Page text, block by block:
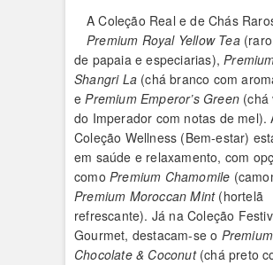
A Coleção Real e de Chás
Premium Royal Yellow Tea
de papaia e especiarias),
Shangri La (chá branco com
ePremium Emperor’s Green (chá
do Imperador com notas de mel).
Coleção Wellness (Bem-estar)
em saúde e relaxamento, com
como Premium Chamomile
Premium Moroccan Mint(hortelã
refrescante). Já na Coleção
Gourmet, destacam-se o Premium
Chocolate & Coconut(chá preto